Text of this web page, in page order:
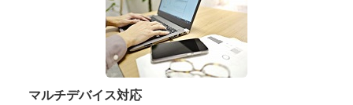
マルチデバイス対応